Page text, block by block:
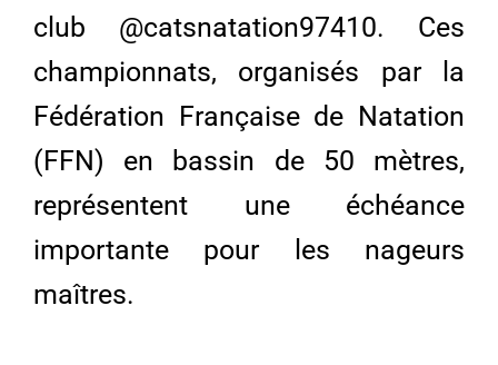
club @catsnatation97410. Ces
championnats, organisés par la
Fédération Française de Natation
(FFN) en bassin de 50 mètres,
représentent une échéance
importante pour les nageurs
maîtres.